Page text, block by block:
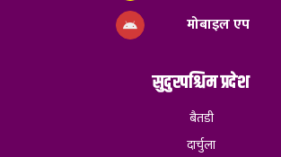
मोबाइल एप
सुदुरपश्चिम प्रदेश
बैतडी
दार्चुला